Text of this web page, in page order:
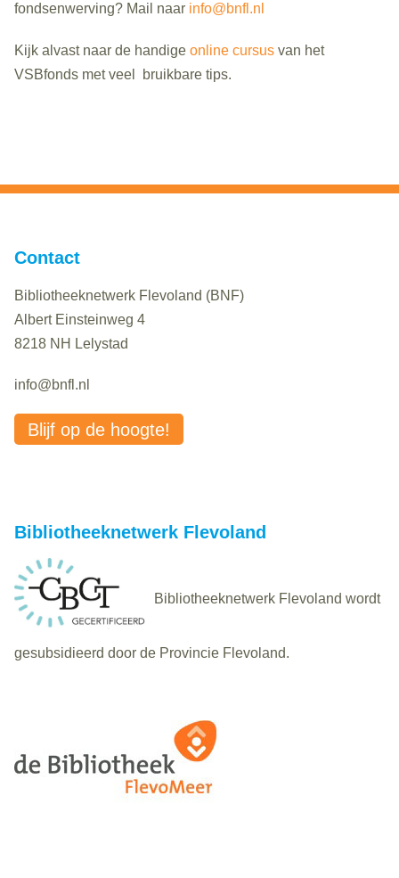
fondsenwerving? Mail naar info@bnfl.nl
Kijk alvast naar de handige online cursus van het
VSBfonds met veel bruikbare tips.
Contact
Bibliotheeknetwerk Flevoland (BNF)
Albert Einsteinweg 4
8218 NH Lelystad
info@bnfl.nl
Blijf op de hoogte!
Bibliotheeknetwerk Flevoland
Bibliotheeknetwerk Flevoland wordt
gesubsidieerd door de Provincie Flevoland.